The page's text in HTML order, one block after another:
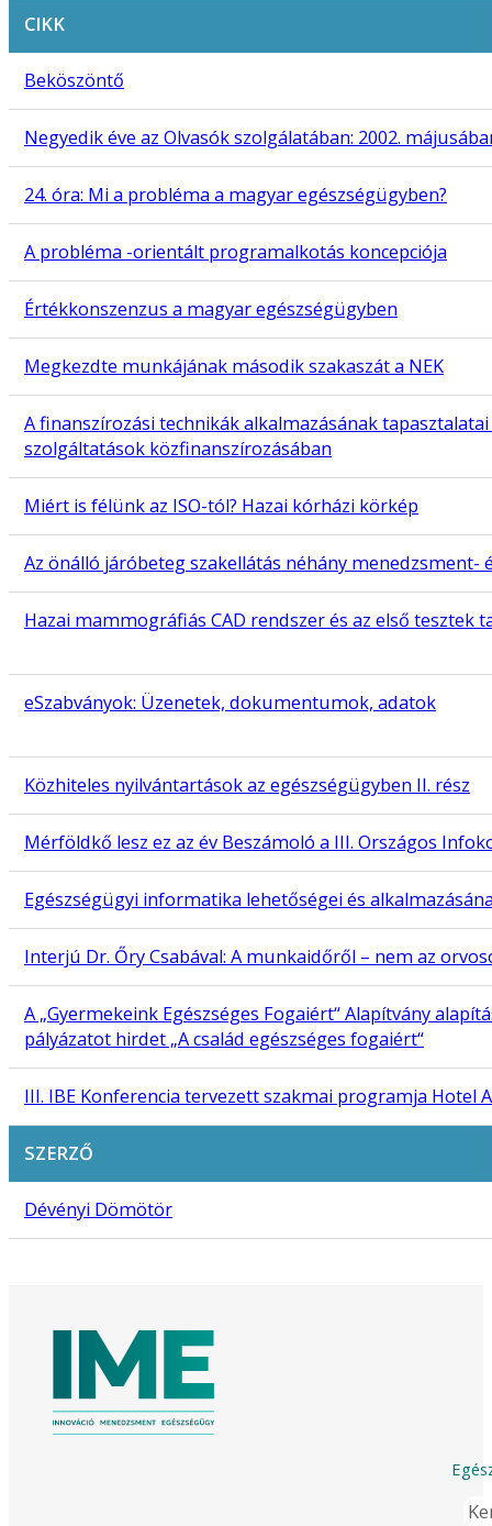
CIKK
Beköszöntő
Negyedik éve az Olvasók szolgálatában: 2002.
24. óra: Mi a probléma a magyar egészségügyben?
A probléma -orientált programalkotás koncepciója
Értékkonszenzus a magyar egészségügyben
Megkezdte munkájának második szakaszát a NEK
A finanszírozási technikák alkalmazásának
szolgáltatások közfinanszírozásában
Miért is félünk az ISO-tól? Hazai kórházi körkép
Az önálló járóbeteg szakellátás néhány
Hazai mammográfiás CAD rendszer és az első tesztek
eSzabványok: Üzenetek, dokumentumok, adatok
Közhiteles nyilvántartások az egészségügyben II. rész
Mérföldkő lesz ez az év Beszámoló a III. Országos
Egészségügyi informatika lehetőségei és
Interjú Dr. Őry Csabával: A munkaidőről – nem az
A „Gyermekeink Egészséges Fogaiért“ Alapítvány
pályázatot hirdet „A család egészséges fogaiért“
III. IBE Konferencia tervezett szakmai programja Hotel
SZERZŐ
Dévényi Dömötör